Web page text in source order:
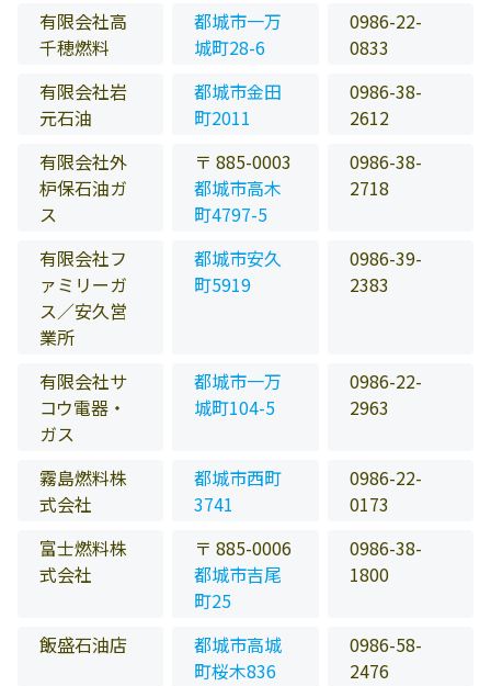
有限会社高
千穂燃料
都城市一万
城町28-6
0986-22-
0833
有限会社岩
元石油
都城市金田
町2011
0986-38-
2612
有限会社外
枦保石油ガ
ス
〒 885-0003
都城市高木
町4797-5
0986-38-
2718
有限会社フ
ァミリーガ
ス／安久営
業所
都城市安久
町5919
0986-39-
2383
有限会社サ
コウ電器・
ガス
都城市一万
城町104-5
0986-22-
2963
霧島燃料株
式会社
都城市西町
3741
0986-22-
0173
富士燃料株
式会社
〒 885-0006
都城市吉尾
町25
0986-38-
1800
飯盛石油店
都城市高城
町桜木836
0986-58-
2476